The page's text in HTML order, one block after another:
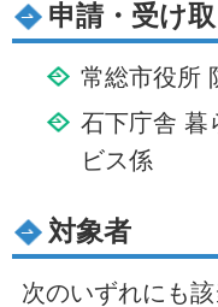
申請・受け
常総市役所
石下庁舎 暮
ビス係
対象者
次のいずれにも